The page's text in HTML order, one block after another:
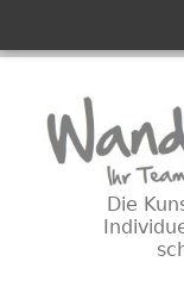
Inhalt
Die